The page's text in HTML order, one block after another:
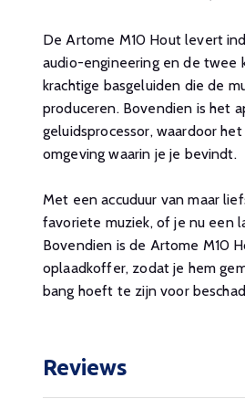
De Artome M10 Hout levert
audio-engineering en de twee
krachtige basgeluiden die de
produceren. Bovendien is het
geluidsprocessor, waardoor
omgeving waarin je je bevindt.
Met een accuduur van maar
favoriete muziek, of je nu een
Bovendien is de Artome M10
oplaadkoffer, zodat je hem
bang hoeft te zijn voor
Reviews